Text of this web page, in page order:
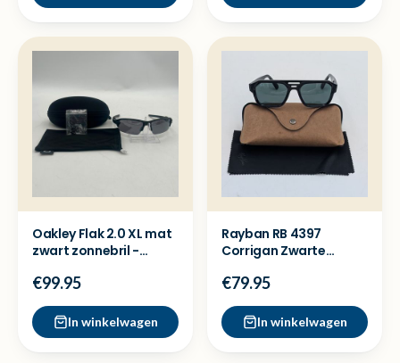
Oakley Flak 2.0 XL mat
zwart zonnebril -
€99.95
In winkelwagen
Rayban RB 4397
Corrigan Zwarte
€79.95
In winkelwagen